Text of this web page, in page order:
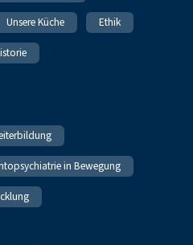
Unsere Küche Ethik
in Bewegung